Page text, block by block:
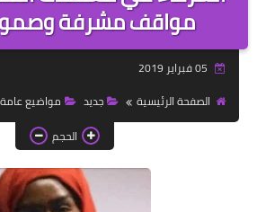
تقارير
خواطر
خواطر
صور
مواقف مشرفة وصمود
الصفحة الرئيسية
جديد مواضيع عامة
الحجم